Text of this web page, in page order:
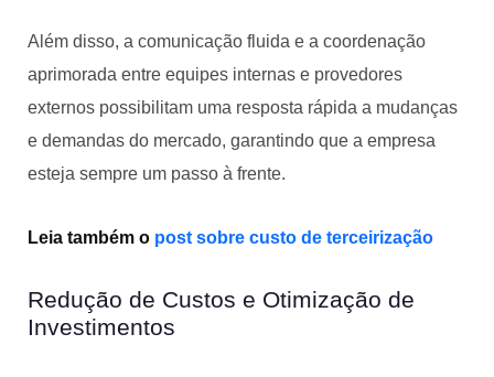
Além disso, a comunicação fluida e a coordenação
aprimorada entre equipes internas e provedores
externos possibilitam uma resposta rápida a mudanças
e demandas do mercado, garantindo que a empresa
esteja sempre um passo à frente.
Leia também o post sobre custo de terceirização
Redução de Custos e Otimização de
Investimentos